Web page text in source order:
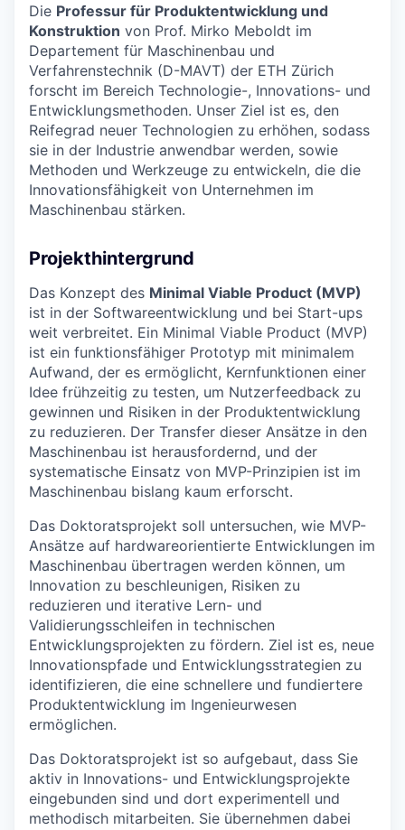
Die Professur für Produktentwicklung und
Konstruktion von Prof. Mirko Meboldt im
Departement für Maschinenbau und
Verfahrenstechnik (D-MAVT) der ETH Zürich
forscht im Bereich Technologie-, Innovations- und
Entwicklungsmethoden. Unser Ziel ist es, den
Reifegrad neuer Technologien zu erhöhen, sodass
sie in der Industrie anwendbar werden, sowie
Methoden und Werkzeuge zu entwickeln, die die
Innovationsfähigkeit von Unternehmen im
Maschinenbau stärken.
Projekthintergrund
Das Konzept des Minimal Viable Product (MVP)
ist in der Softwareentwicklung und bei Start-ups
weit verbreitet. Ein Minimal Viable Product (MVP)
ist ein funktionsfähiger Prototyp mit minimalem
Aufwand, der es ermöglicht, Kernfunktionen einer
Idee frühzeitig zu testen, um Nutzerfeedback zu
gewinnen und Risiken in der Produktentwicklung
zu reduzieren. Der Transfer dieser Ansätze in den
Maschinenbau ist herausfordernd, und der
systematische Einsatz von MVP-Prinzipien ist im
Maschinenbau bislang kaum erforscht.
Das Doktoratsprojekt soll untersuchen, wie MVP-
Ansätze auf hardwareorientierte Entwicklungen im
Maschinenbau übertragen werden können, um
Innovation zu beschleunigen, Risiken zu
reduzieren und iterative Lern- und
Validierungsschleifen in technischen
Entwicklungsprojekten zu fördern. Ziel ist es, neue
Innovationspfade und Entwicklungsstrategien zu
identifizieren, die eine schnellere und fundiertere
Produktentwicklung im Ingenieurwesen
ermöglichen.
Das Doktoratsprojekt ist so aufgebaut, dass Sie
aktiv in Innovations- und Entwicklungsprojekte
eingebunden sind und dort experimentell und
methodisch mitarbeiten. Sie übernehmen dabei